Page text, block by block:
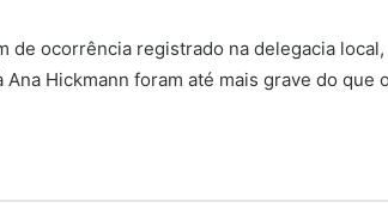
de ocorrência registrado na delegacia local,
Hickmann foram até mais grave do que o